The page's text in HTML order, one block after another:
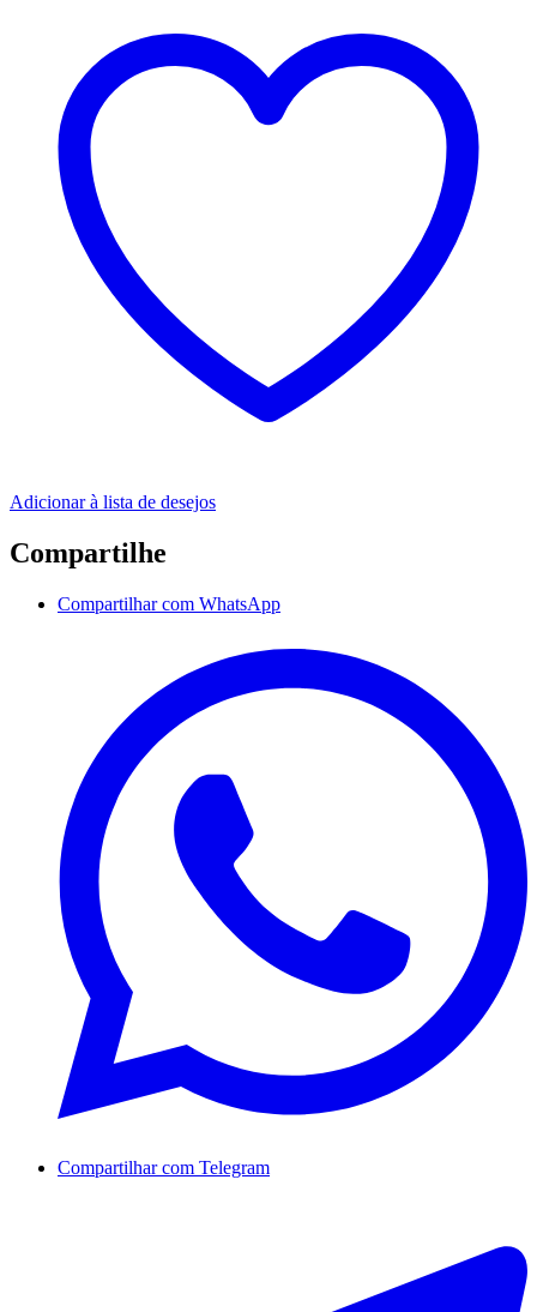
Adicionar à lista de desejos
Compartilhe
Compartilhar com WhatsApp
Compartilhar com Telegram